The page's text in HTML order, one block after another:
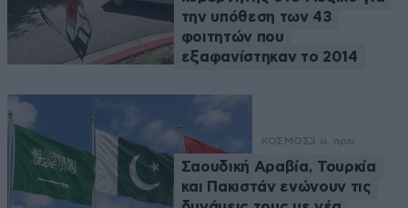
την υπόθεση των 43
φοιτητών που
εξαφανίστηκαν το 2014
ΚΟΣΜΟΣ3 ω. πριν
Σαουδική Αραβία, Τουρκία
και Πακιστάν ενώνουν τις